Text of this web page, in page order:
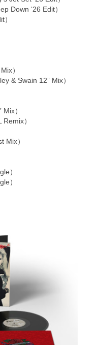
Down ‘26 Edit）
）
& Swain 12” Mix）
）
）
Mix）
）
）